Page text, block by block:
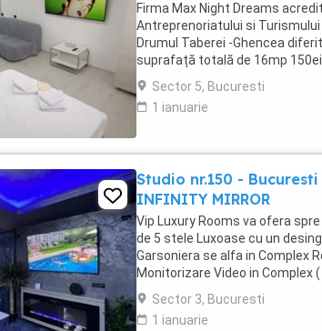
Firma Max Night Dreams
Antreprenoriatului si
Drumul Taberei -Ghencea
suprafață totală de 16mp
suprafață totală de ...
Sector 5, Bucuresti
1 ianuarie
Studio nr.150 -
INFINITY MIRROR
Vip Luxury Rooms va ofera
de 5 stele Luxoase cu un
Garsoniera se alfa in Complex
Monitorizare Video in Complex
parcare PRIVAT in complex ...
Sector 3, Bucuresti
1 ianuarie